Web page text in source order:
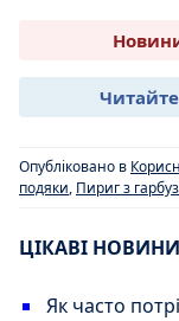
Опубліковано в
подяки, Пириг з
ЦІКАВІ
Як часто